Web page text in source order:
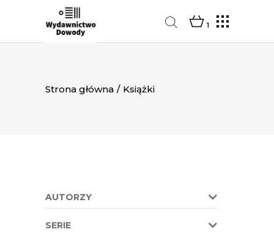
1
Strona główna / Książki
AUTORZY
SERIE